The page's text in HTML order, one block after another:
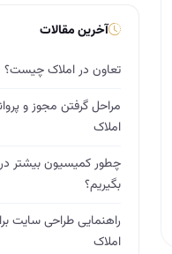
آخرین مقالات
تعاون در املاک چیست؟
مراحل گرفتن مجوز و
املاک
چطور کمیسیون بیشتر
بگیریم؟
راهنمایی طراحی سایت
املاک